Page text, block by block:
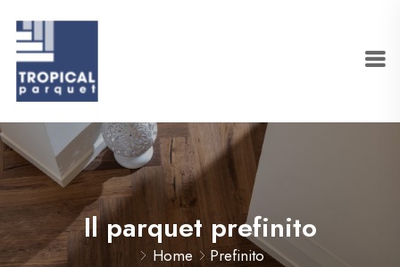
Il parquet prefinito
Home Prefinito